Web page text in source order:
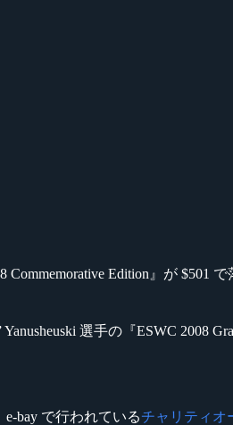
Commemorative Edition』が $501
Yanusheuski 選手の『ESWC
bay で行われているチャリティオ